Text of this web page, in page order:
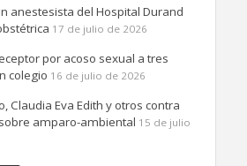
anestesista del Hospital Durand
17 de julio de 2026
por acoso sexual a tres
colegio 16 de julio de 2026
Claudia Eva Edith y otros contra
amparo-ambiental 15 de julio